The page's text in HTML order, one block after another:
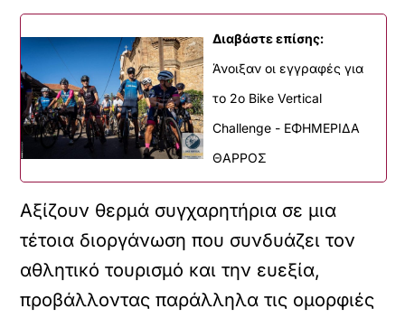
Διαβάστε επίσης:
Άνοιξαν οι εγγραφές για
το 2ο Bike Vertical
Challenge - ΕΦΗΜΕΡΙΔΑ
ΘΑΡΡΟΣ
Αξίζουν θερμά συγχαρητήρια σε μια
τέτοια διοργάνωση που συνδυάζει τον
αθλητικό τουρισμό και την ευεξία,
προβάλλοντας παράλληλα τις ομορφιές